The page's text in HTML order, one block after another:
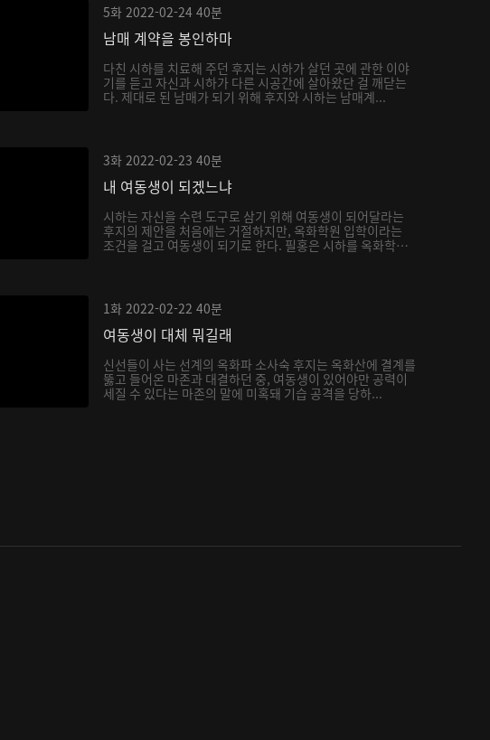
5화 2022-02-24 40분
남매 계약을 봉인하마
다친 시하를 치료해 주던 후지는 시하가 살던 곳에 관한 이야
기를 듣고 자신과 시하가 다른 시공간에 살아왔단 걸 깨닫는
다. 제대로 된 남매가 되기 위해 후지와 시하는 남매계...
3화 2022-02-23 40분
내 여동생이 되겠느냐
시하는 자신을 수련 도구로 삼기 위해 여동생이 되어달라는
후지의 제안을 처음에는 거절하지만, 옥화학원 입학이라는
조건을 걸고 여동생이 되기로 한다. 필홍은 시하를 옥화학
1화 2022-02-22 40분
여동생이 대체 뭐길래
신선들이 사는 선계의 옥화파 소사숙 후지는 옥화산에 결계를
뚫고 들어온 마존과 대결하던 중, 여동생이 있어야만 공력이
세질 수 있다는 마존의 말에 미혹돼 기습 공격을 당하...